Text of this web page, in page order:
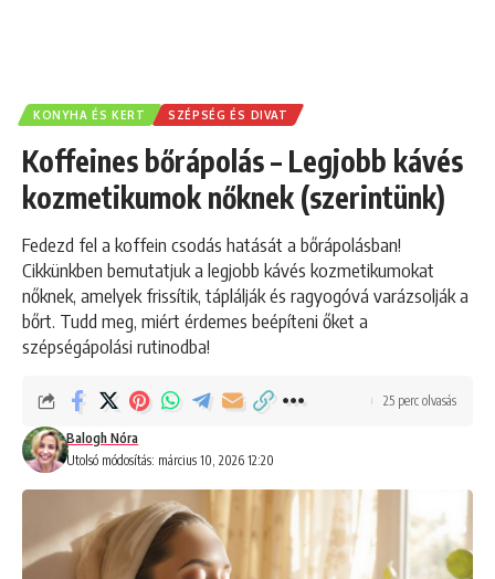
KONYHA ÉS KERT SZÉPSÉG ÉS DIVAT
Koffeines bőrápolás – Legjobb kávés
kozmetikumok nőknek (szerintünk)
Fedezd fel a koffein csodás hatását a bőrápolásban!
Cikkünkben bemutatjuk a legjobb kávés kozmetikumokat
nőknek, amelyek frissítik, táplálják és ragyogóvá varázsolják a
bőrt. Tudd meg, miért érdemes beépíteni őket a
szépségápolási rutinodba!
Utolsó módosítás: március 10, 2026 12:20
Balogh Nóra
25 perc olvasás